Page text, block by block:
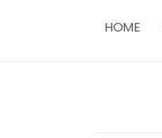
HOME